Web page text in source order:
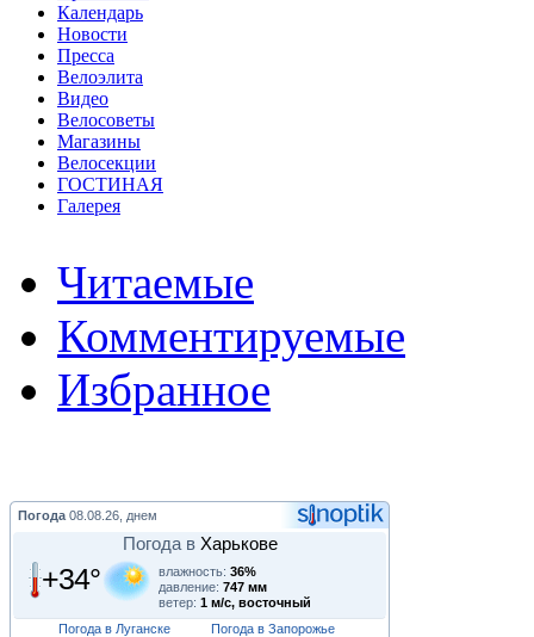
Календарь
Новости
Пресса
Велоэлита
Видео
Велосоветы
Магазины
Велосекции
ГОСТИНАЯ
Галерея
Читаемые
Комментируемые
Избранное
Погода 08.08.26, днем
Погода в Харькове
+34° влажность: 36%
давление: 747 мм
ветер: 1 м/с, восточный
Погода в Луганске
Погода в Запорожье